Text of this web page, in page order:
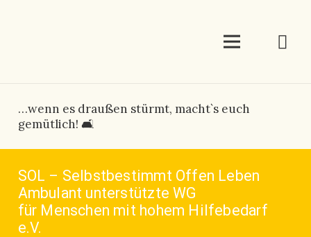
…wenn es draußen stürmt, macht`s euch
gemütlich! 🛋
SOL – Selbstbestimmt Offen Leben
Ambulant unterstützte WG
für Menschen mit hohem Hilfebedarf
e.V.